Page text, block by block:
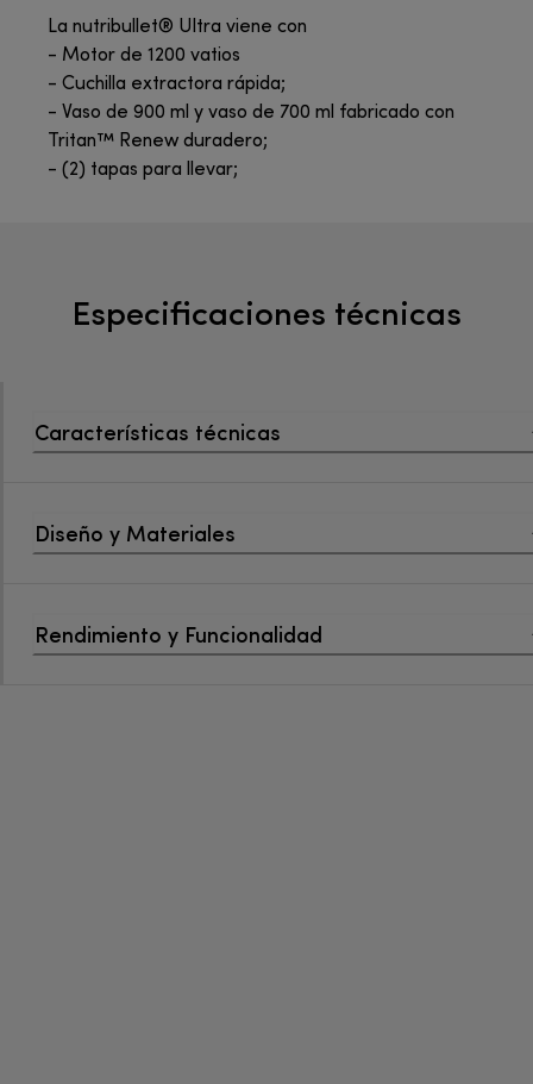
La nutribullet® Ultra viene con
- Motor de 1200 vatios
- Cuchilla extractora rápida;
- Vaso de 900 ml y vaso de 700 ml fabricado con
Tritan™ Renew duradero;
- (2) tapas para llevar;
Especificaciones técnicas
Características técnicas
Diseño y Materiales
Rendimiento y Funcionalidad